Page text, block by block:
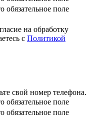
обязательное поле
на обработку
с Политикой
свой номер телефона.
обязательное поле
обязательное поле